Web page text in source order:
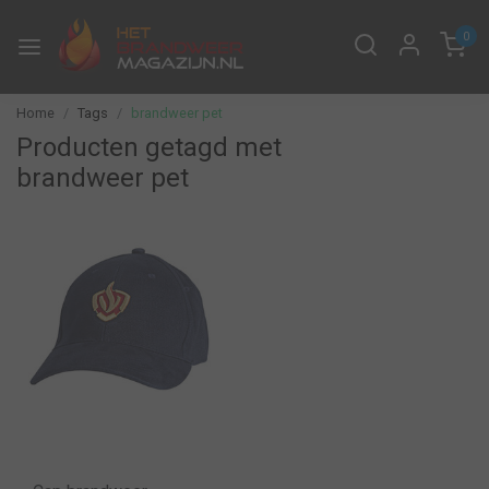
0
Home Tags brandweer pet
Producten getagd met
brandweer pet